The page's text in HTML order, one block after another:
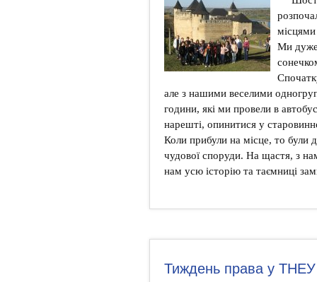
Ми дуже
але з нашими веселими
години, які ми провели в
нарешті, опинитися у
Коли прибули на місце, то були
чудової споруди. На щастя, з
нам усю історію та таємниці
Тиждень права у ТНЕУ